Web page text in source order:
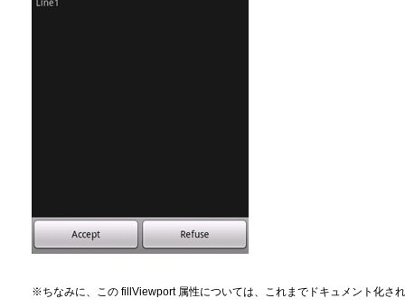
※ちなみに、この fillViewport 属性については、これまでドキュメント化さ